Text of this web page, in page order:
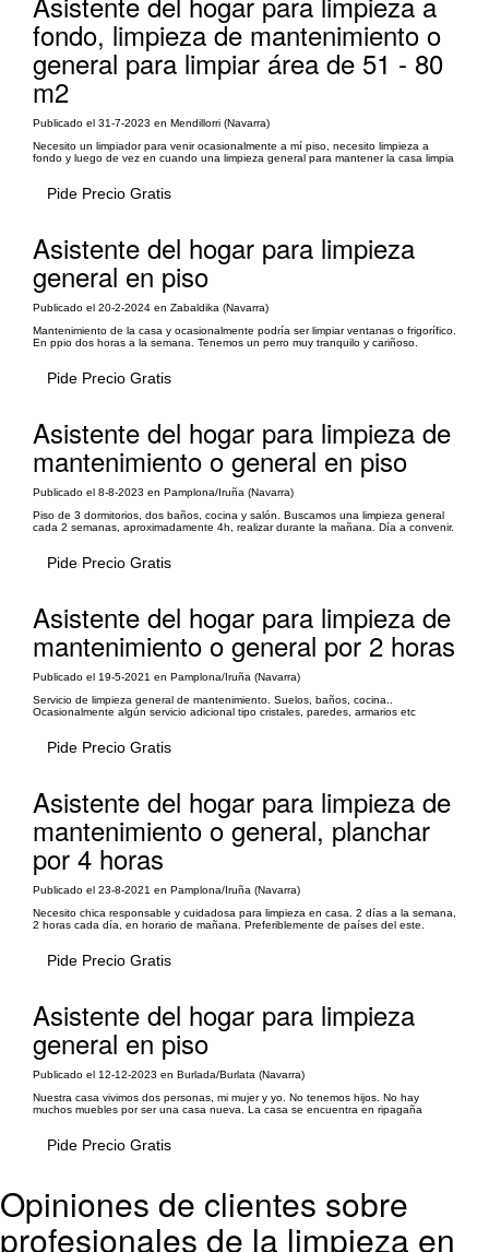
fondo, limpieza de mantenimiento o
general para limpiar área de 51 - 80
m2
Publicado el 31-7-2023 en Mendillorri (Navarra)
Necesito un limpiador para venir ocasionalmente a mí piso, necesito limpieza a
fondo y luego de vez en cuando una limpieza general para mantener la casa limpia
Pide Precio Gratis
Asistente del hogar para limpieza
general en piso
Publicado el 20-2-2024 en Zabaldika (Navarra)
Mantenimiento de la casa y ocasionalmente podría ser limpiar ventanas o frigorífico.
En ppio dos horas a la semana. Tenemos un perro muy tranquilo y cariñoso.
Pide Precio Gratis
Asistente del hogar para limpieza de
mantenimiento o general en piso
Publicado el 8-8-2023 en Pamplona/Iruña (Navarra)
Piso de 3 dormitorios, dos baños, cocina y salón. Buscamos una limpieza general
cada 2 semanas, aproximadamente 4h, realizar durante la mañana. Día a convenir.
Pide Precio Gratis
Asistente del hogar para limpieza de
mantenimiento o general por 2 horas
Publicado el 19-5-2021 en Pamplona/Iruña (Navarra)
Servicio de limpieza general de mantenimiento. Suelos, baños, cocina..
Ocasionalmente algún servicio adicional tipo cristales, paredes, armarios etc
Pide Precio Gratis
Asistente del hogar para limpieza de
mantenimiento o general, planchar
por 4 horas
Publicado el 23-8-2021 en Pamplona/Iruña (Navarra)
Necesito chica responsable y cuidadosa para limpieza en casa. 2 días a la semana,
2 horas cada día, en horario de mañana. Preferiblemente de países del este.
Pide Precio Gratis
Asistente del hogar para limpieza
general en piso
Publicado el 12-12-2023 en Burlada/Burlata (Navarra)
Nuestra casa vivimos dos personas, mi mujer y yo. No tenemos hijos. No hay
muchos muebles por ser una casa nueva. La casa se encuentra en ripagaña
Pide Precio Gratis
Opiniones de clientes sobre
profesionales de la limpieza en